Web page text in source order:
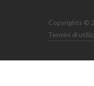
Copyrights ©
Termini di